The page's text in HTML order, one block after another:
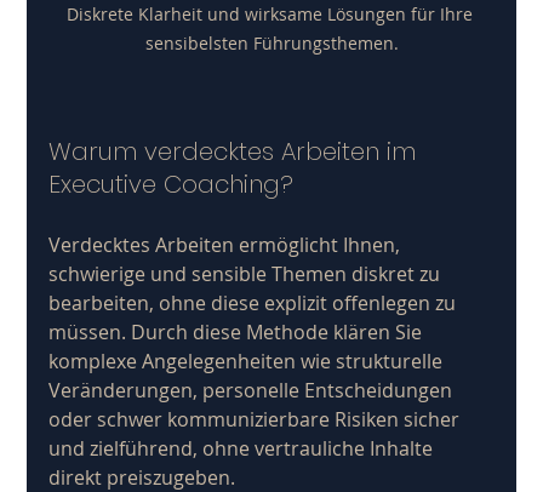
Diskrete Klarheit und wirksame Lösungen für Ihre
sensibelsten Führungsthemen.
Warum verdecktes Arbeiten im
Executive Coaching?
Verdecktes Arbeiten ermöglicht Ihnen,
schwierige und sensible Themen diskret zu
bearbeiten, ohne diese explizit offenlegen zu
müssen. Durch diese Methode klären Sie
komplexe Angelegenheiten wie strukturelle
Veränderungen, personelle Entscheidungen
oder schwer kommunizierbare Risiken sicher
und zielführend, ohne vertrauliche Inhalte
direkt preiszugeben.